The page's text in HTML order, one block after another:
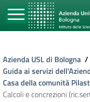
Azienda USL di Bologna /
Guida ai servizi
Casa della comunità
Calcoli e concrezioni